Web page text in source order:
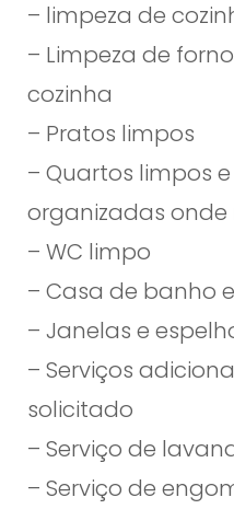
– limpeza de
– Limpeza de
cozinha
– Pratos limpos
– Quartos limpos
organizadas onde
– WC limpo
– Casa de banho
– Janelas e
– Serviços
solicitado
– Serviço de
– Serviço de